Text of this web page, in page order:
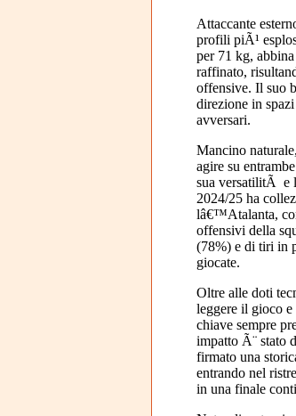
Attaccante
profili piÃ¹
per 71 kg,
raffinato,
offensive. Il suo
direzione in
avversari.
Mancino
agire su
sua versatilitÃ e
2024/25 ha
lâ€™Atalanta,
offensivi della
(78%) e di tiri in
giocate.
Oltre alle doti
leggere il gioco e
chiave sempre
impatto Ã¨ stato
firmato una
entrando nel
in una finale